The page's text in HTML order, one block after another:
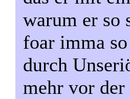
warum er so
foar imma
durch
mehr vor